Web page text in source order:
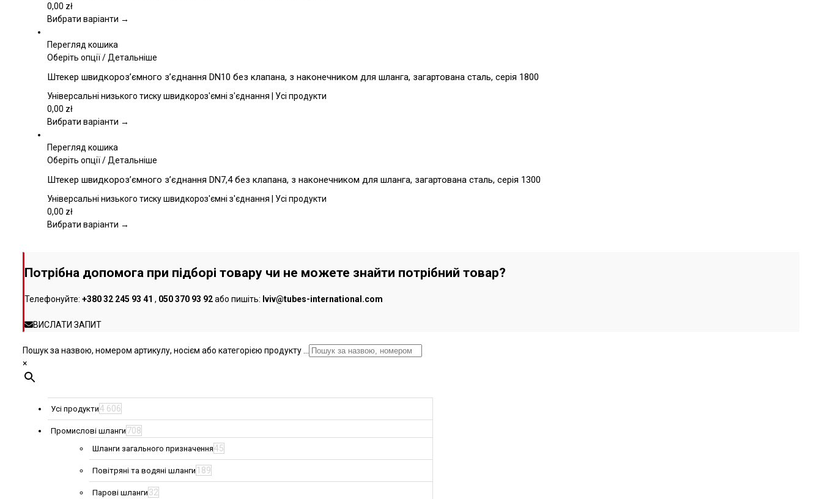
Параметри
вибрати
на
товару
0,00 zł
Вибрати варіанти →
Перегляд кошика
Оберіть опції Цей
має
кілька
Параметри
вибрати
на
товару
/Детальніше
Штекер швидкороз’ємного з’єднання DN10 без клапана, з наконечником для шланга, загартована сталь, серія 1800
Універсальні низького тиску швидкороз'ємні з'єднання | Усі продукти
0,00 zł
Вибрати варіанти →
Перегляд кошика
Оберіть опції Цей
має
кілька
Параметри
сторінці
/Детальніше
Штекер швидкороз’ємного з’єднання DN7,4 без клапана, з наконечником для шланга, загартована сталь, серія 1300
Універсальні низького тиску швидкороз'ємні з'єднання | Усі продукти
0,00 zł
Вибрати варіанти →
Потрібна допомога при підборі товару чи не можете знайти потрібний товар?
Телефонуйте: +380 32 245 93 41 , 050 370 93 92або пишіть: lviv@tubes-international.com
ВИСЛАТИ ЗАПИТ
Пошук за назвою, номером артикулу, носієм або категорією продукту ...
×
Усі продукти4 606
Промислові шланги 708
Шланги загального призначення45
Повітряні та водяні шланги 189
Парові шланги 32